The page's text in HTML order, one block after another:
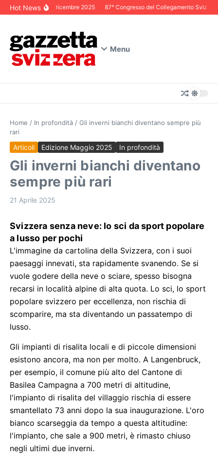
Salta al contenuto
Hot News
Editoriale Dicembre 2025 87° Congresso del Collegamento
Menu
Home / In profondità / Gli inverni bianchi diventano sempre più
rari
Articoli Edizione Maggio 2025 In profondità
Gli inverni bianchi diventano
sempre più rari
21 Aprile 2025
Svizzera senza neve: lo sci da sport popolare
a lusso per pochi
L'immagine da cartolina della Svizzera, con i suoi
paesaggi innevati, sta rapidamente svanendo. Se si
vuole godere della neve o sciare, spesso bisogna
recarsi in località alpine di alta quota. Lo sci, lo sport
popolare svizzero per eccellenza, non rischia di
scomparire, ma sta diventando un passatempo di
lusso.
Gli impianti di risalita locali e di piccole dimensioni
esistono ancora, ma non per molto. A Langenbruck,
per esempio, il comune più alto del Cantone di
Basilea Campagna a 700 metri di altitudine,
l'impianto di risalita del villaggio rischia di essere
smantellato 73 anni dopo la sua inaugurazione. L'oro
bianco scarseggia da tempo a questa altitudine:
l'impianto, che sale a 900 metri, è rimasto chiuso
negli ultimi due inverni.